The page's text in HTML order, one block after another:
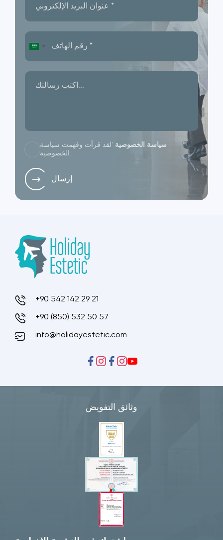
سياسة الخصوصية 'لقد قرأت وفهمت سياسة
الخصوصية.
إرسال
+90 542 142 29 21
+90 (850) 532 50 57
info@holidayestetic.com
وثائق التفويض